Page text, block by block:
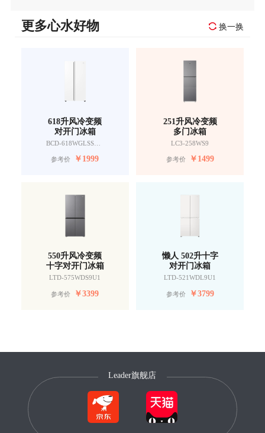
更多心水好物 换一换
618升风冷变频
对开门冰箱
BCD-618WGLSSEDW9
参考价 ￥1999
251升风冷变频
多门冰箱
LC3-258WS9
参考价 ￥1499
550升风冷变频
十字对开门冰箱
LTD-575WDS9U1
参考价 ￥3399
懒人 502升十字
对开门冰箱
LTD-521WDL9U1
参考价 ￥3799
Leader旗舰店